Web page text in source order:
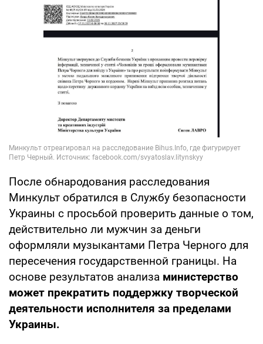
После обнародования расследования
Минкульт обратился в Службу безопасности
Украины с просьбой проверить данные о том,
действительно ли мужчин за деньги
оформляли музыкантами Петра Черного для
пересечения государственной границы. На
основе результатов анализа министерство
может прекратить поддержку творческой
деятельности исполнителя за пределами
Украины.